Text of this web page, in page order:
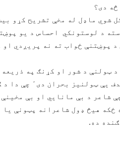
دی؟
شوي ماډل له مخې تشریح کړو
د لوستونکي احساس د یو
پوښتنې ځواب ته نه پریږدي
ټولنې د شور او کړنګ په
دی٬ چې دا د ګډوډۍ استعاره ده.
شاعر د بې‌ مانایي او بې‌
ځکه هیڅ ډول شاعرانه پټونې
ده.